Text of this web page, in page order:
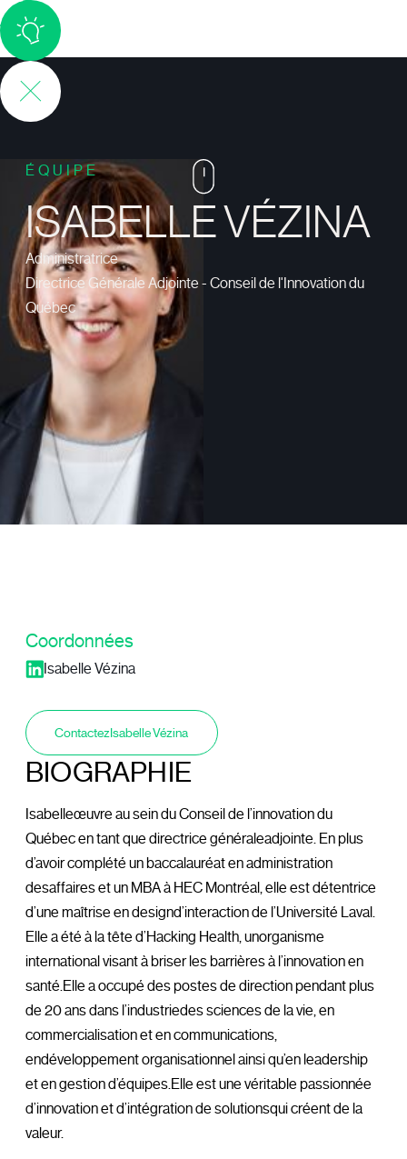
No
items
found.
No
found.
ÉQUIPE
ISABELLE VÉZINA
Administratrice
Directrice Générale Adjointe - Conseil de l'Innovation du
Québec
Coordonnées
Isabelle Vézina
ContactezIsabelle Vézina
BIOGRAPHIE
Isabelleœuvre au sein du Conseil de l’innovation du
Québec en tant que directrice généraleadjointe. En plus
d’avoir complété un baccalauréat en administration
desaffaires et un MBA à HEC Montréal, elle est détentrice
d’une maîtrise en designd’interaction de l’Université Laval.
Elle a été à la tête d’Hacking Health, unorganisme
international visant à briser les barrières à l’innovation en
santé.Elle a occupé des postes de direction pendant plus
de 20 ans dans l’industriedes sciences de la vie, en
commercialisation et en communications,
endéveloppement organisationnel ainsi qu’en leadership
et en gestion d’équipes.Elle est une véritable passionnée
d’innovation et d’intégration de solutionsqui créent de la
valeur.